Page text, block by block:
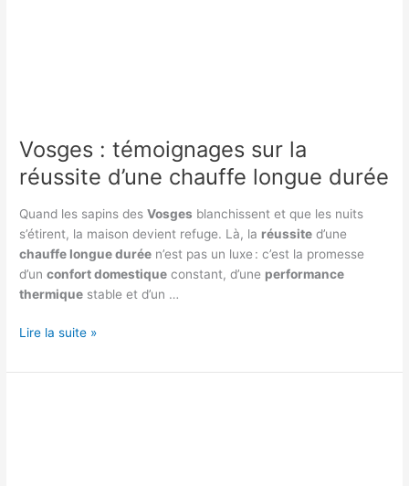
Vosges : témoignages sur la
réussite d’une chauffe longue durée
Quand les sapins desVosges blanchissent et que les nuits
s’étirent, la maison devient refuge. Là, la réussite d’une
chauffe longue durée n’est pas un luxe : c’est la promesse
d’unconfort domestique constant, d’une performance
thermique stable et d’un …
Vosges
témoignages
Lire la suite »